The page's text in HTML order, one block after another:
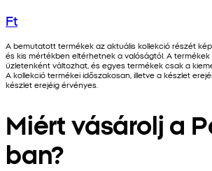
Ft
A bemutatott termékek az aktuális kollekció részét
és kis mértékben eltérhetnek a valóságtól. A
üzletenként változhat, és egyes termékek csak a
A kollekció termékei időszakosan, illetve a készlet
készlet erejéig érvényes.
Miért vásárolj a
ban?